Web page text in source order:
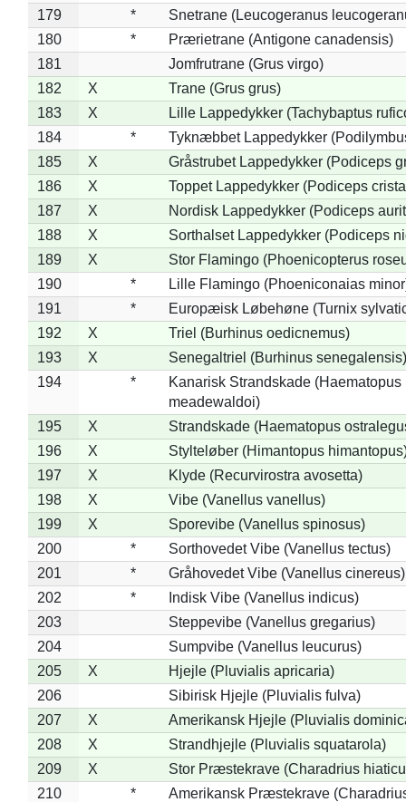
179
*
Snetrane (Leucogeranus
180
*
Prærietrane (Antigone canadensis)
181
Jomfrutrane (Grus virgo)
182
X
Trane (Grus grus)
183
X
Lille Lappedykker (Tachybaptus
184
*
Tyknæbbet Lappedykker
185
X
Gråstrubet Lappedykker (Podiceps
186
X
Toppet Lappedykker (Podiceps
187
X
Nordisk Lappedykker (Podiceps
188
X
Sorthalset Lappedykker (Podiceps
189
X
Stor Flamingo (Phoenicopterus
190
*
Lille Flamingo (Phoeniconaias
191
*
Europæisk Løbehøne (Turnix
192
X
Triel (Burhinus oedicnemus)
193
X
Senegaltriel (Burhinus senegalensis)
194
*
Kanarisk Strandskade (Haematopus
meadewaldoi)
195
X
Strandskade (Haematopus
196
X
Stylteløber (Himantopus
197
X
Klyde (Recurvirostra avosetta)
198
X
Vibe (Vanellus vanellus)
199
X
Sporevibe (Vanellus spinosus)
200
*
Sorthovedet Vibe (Vanellus tectus)
201
*
Gråhovedet Vibe (Vanellus cinereus)
202
*
Indisk Vibe (Vanellus indicus)
203
Steppevibe (Vanellus gregarius)
204
Sumpvibe (Vanellus leucurus)
205
X
Hjejle (Pluvialis apricaria)
206
Sibirisk Hjejle (Pluvialis fulva)
207
X
Amerikansk Hjejle (Pluvialis
208
X
Strandhjejle (Pluvialis squatarola)
209
X
Stor Præstekrave (Charadrius
210
*
Amerikansk Præstekrave